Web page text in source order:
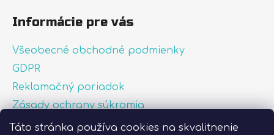
Táto stránka používa cookies na skvalitnenie
Informácie pre vás
Všeobecné obchodné podmienky
GDPR
Reklamačný poriadok
Zásady ochrany súkromia
Zásady používania súborov cookies